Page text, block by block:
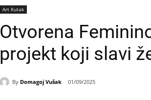
Art Kutak
Otvorena
projekt koji slavi
By Domagoj Vušak 01/09/2025